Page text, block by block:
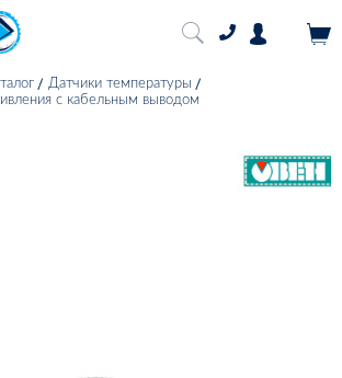
Датчики температуры
с кабельным выводом